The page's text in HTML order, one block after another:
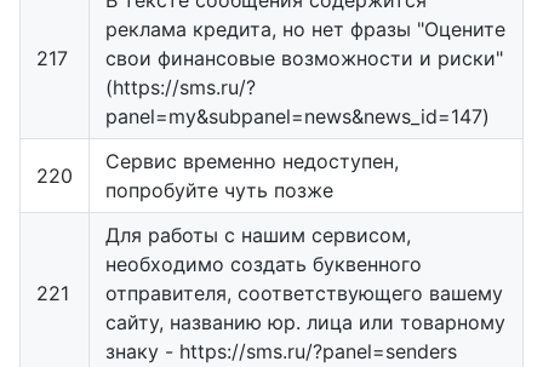
217
реклама кредита, но нет фразы "Оцените
свои финансовые возможности и риски"
(https://sms.ru/?
panel=my&subpanel=news&news_id=147)
220
Сервис временно недоступен,
попробуйте чуть позже
221
Для работы с нашим сервисом,
необходимо создать буквенного
отправителя, соответствующего вашему
сайту, названию юр. лица или товарному
знаку - https://sms.ru/?panel=senders